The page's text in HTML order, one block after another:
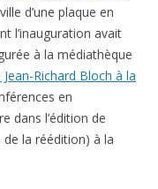
d’une plaque en
l’inauguration avait
à la médiathèque
Richard Bloch à la
en
dans l’édition de
la réédition) à la